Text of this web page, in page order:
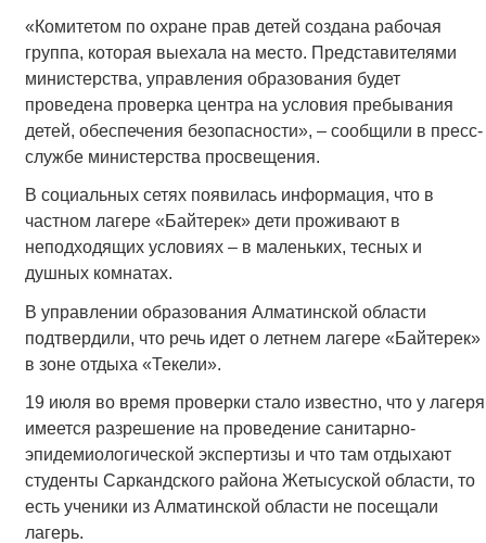
«Комитетом по охране прав детей создана рабочая
группа, которая выехала на место. Представителями
министерства, управления образования будет
проведена проверка центра на условия пребывания
детей, обеспечения безопасности», – сообщили в пресс-
службе министерства просвещения.
В социальных сетях появилась информация, что в
частном лагере «Байтерек» дети проживают в
неподходящих условиях – в маленьких, тесных и
душных комнатах.
В управлении образования Алматинской области
подтвердили, что речь идет о летнем лагере «Байтерек»
в зоне отдыха «Текели».
19 июля во время проверки стало известно, что у лагеря
имеется разрешение на проведение санитарно-
эпидемиологической экспертизы и что там отдыхают
студенты Саркандского района Жетысуской области, то
есть ученики из Алматинской области не посещали
лагерь.